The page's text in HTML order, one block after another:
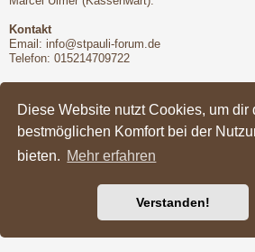
Diese Website nutzt Cookies, um dir
bestmöglichen Komfort bei der
bieten. Mehr erfahren
Verstanden!
Kontakt
Email: info@stpauli-forum.de
Telefon: 015214709722
Hinsichtlich der Nutzungsbedingungen gilt
Support
Das Forum wird freundlicherweise unterstützt
Powered byphpBB® Forum Software ©